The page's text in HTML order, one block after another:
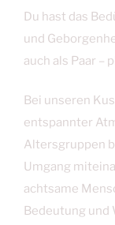
Du hast das
und
auch als Paar –
Bei unseren
entspannter
Altersgruppen
Umgang
achtsame
Bedeutung und